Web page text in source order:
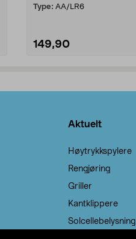
Type: AA/LR6
149,90
Aktuelt
Høytrykkspylere
Rengjøring
Griller
Kantklippere
Solcellebelysning